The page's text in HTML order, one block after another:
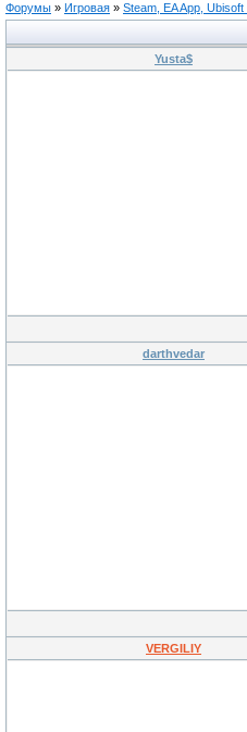
Форумы » Игровая » Steam, EA App,
Yusta$
darthvedar
VERGILIY